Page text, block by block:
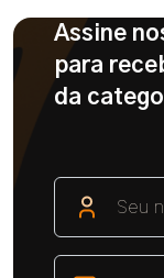
Assine
para
da